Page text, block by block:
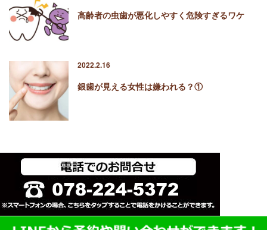
高齢者の虫歯が悪化しやすく危険すぎるワケ
2022.2.16
銀歯が見える女性は嫌われる？①